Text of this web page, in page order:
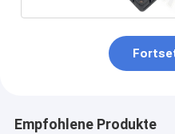
Empfohlene Produkte